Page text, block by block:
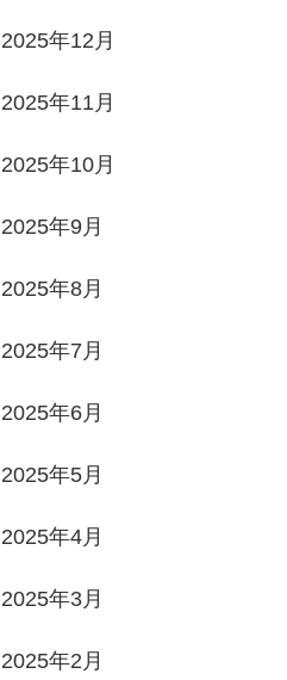
2025年12月
2025年11月
2025年10月
2025年9月
2025年8月
2025年7月
2025年6月
2025年5月
2025年4月
2025年3月
2025年2月